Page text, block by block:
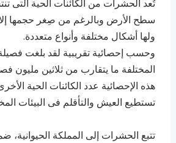
تُعد الحشرات من الكائنات الحية التى
سطح الأرض وبالرغم من صِغر حجمها إلا
ولها أشكال مختلفة وأنواع متعددة.
وحسب إحصائية تقريبية لقد بلغت
المختلفة ما يتقارب من ثلاثين مليون
هذه الإحصائية عدد الكائنات الحية
تستطيع العيش والتأقلم فى البيئات
تتبع الحشرات إلى المملكة